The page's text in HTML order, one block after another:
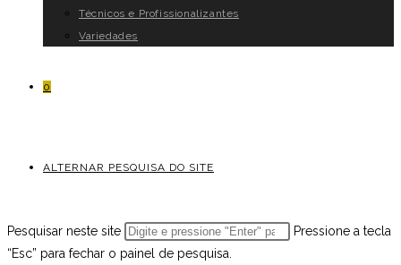
Técnicos e Profissionalizantes
Variedades
0
ALTERNAR PESQUISA DO SITE
Pesquisar neste site
Pressione a tecla
“Esc” para fechar o painel de pesquisa.